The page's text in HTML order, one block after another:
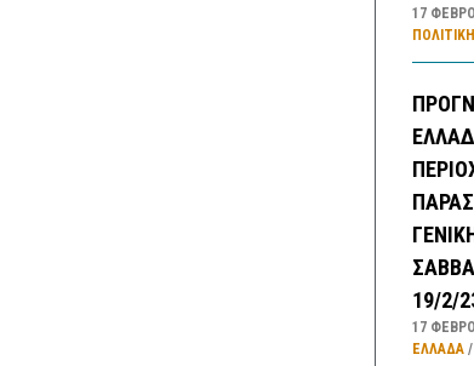
17
ΠΟΛΙΤΙΚΗ
19/2/
17
ΕΛΛΑΔA/